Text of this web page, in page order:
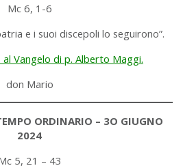
Mc 6, 1-6
e i suoi discepoli lo seguirono”.
Vangelo di p. Alberto Maggi.
don Mario
ORDINARIO – 3O GIUGNO
2024
5, 21 – 43